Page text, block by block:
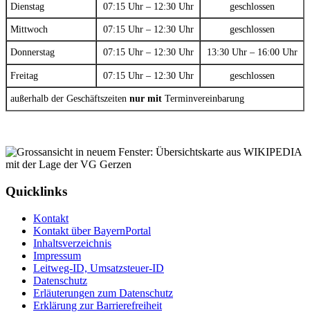
Dienstag 07:15 Uhr – 12:30 Uhr geschlossen
Mittwoch 07:15 Uhr – 12:30 Uhr geschlossen
Donnerstag 07:15 Uhr – 12:30 Uhr 13:30 Uhr – 16:00 Uhr
Freitag 07:15 Uhr – 12:30 Uhr geschlossen
außerhalb der Geschäftszeiten nur mit Terminvereinbarung
Quicklinks
Kontakt
Kontakt über BayernPortal
Inhaltsverzeichnis
Impressum
Leitweg-ID, Umsatzsteuer-ID
Datenschutz
Erläuterungen zum Datenschutz
Erklärung zur Barrierefreiheit